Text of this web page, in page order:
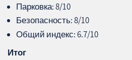
Парковка: 8/10
Безопасность: 8/10
Общий индекс: 6.7/10
Итог